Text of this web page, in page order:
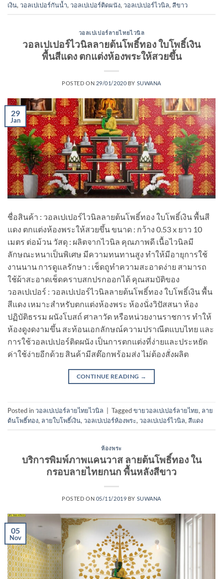
เงิน,วอลเปเปอร์กันน้ำ,วอลเปเปอร์ติดผนัง,วอลเปเปอร์ไวนิล, สีขาว
วอลเปเปอร์ลายไทยไวนิล
วอลเปเปอร์ไวนิลลายต้นโพธิ์ทอง ใบโพธิ์เงิน
พื้นสีแดง ตกแต่งห้องพระให้สวยขึ้น
POSTED ON 29/01/2020 BY SUWANA
29
Jan
ชื่อสินค้า : วอลเปเปอร์ไวนิลลายต้นโพธิ์ทอง ใบโพธิ์เงิน พื้นสี
แดง ตกแต่งห้องพระให้สวยขึ้น ขนาด : กว้าง 0.53 x ยาว 10
เมตร ต่อม้วน วัสดุ : ผลิตจากไวนิล คุณภาพดี เนื้อไวนิลมี
ลักษณะหนาเป็นพิเศษ มีความทนทานสูง ทำให้มีอายุการใช้
งานนาน การดูแลรักษา : เช็ดถูทำความสะอาดง่าย สามารถ
ใช้ผ้าสะอาดเช็ดคราบสกปรกออกได้ คุณสมบัติของ
วอลเปเปอร์ : วอลเปเปอร์ไวนิลลายต้นโพธิ์ทอง ใบโพธิ์เงิน พื้น
สีแดง เหมาะสำหรับตกแต่งห้องพระ ห้องนั่งวิปัสสนา ห้อง
ปฏิบัติธรรม ผนังโบสถ์ ศาลาวัด หรือหน่วยงานราชการ ทำให้
ห้องดูงดงามขึ้น สะท้อนเอกลักษณ์ความปราณีตแบบไทย และ
การใช้วอลเปเปอร์ติดผนัง เป็นการตกแต่งที่ง่ายและประหยัด
ค่าใช้ง่ายอีกด้วย สินค้ามีสต๊อกพร้อมส่ง ไม่ต้องสั่งผลิต
CONTINUE READING →
Posted inวอลเปเปอร์ลายไทยไวนิล Taggedขายวอลเปเปอร์ลายไทย, ลาย
ต้นโพธิ์ทอง, ลายใบโพธิ์เงิน,วอลเปเปอร์ห้องพระ,วอลเปเปอร์ไวนิล, สีแดง
ห้องพระ
บริการพิมพ์ภาพแคนวาส ลายต้นโพธิ์ทอง ใน
กรอบลายไทยกนก พื้นหลังสีขาว
POSTED ON 05/11/2019 BY SUWANA
05
Nov